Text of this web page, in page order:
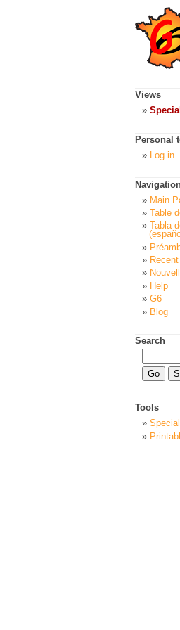
Views
Personal
Log in
Main
Table
Tabla
Help
G6
Blog
Search
Tools